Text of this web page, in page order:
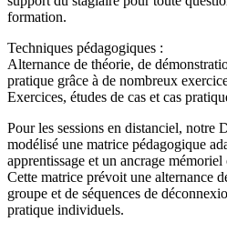
formation.
Techniques pédagogiques :
Alternance de théorie, de
pratique grâce à de nombreux
Exercices, études de cas et cas
Pour les sessions en distanciel, notre
modélisé une matrice pédagogique
apprentissage et un ancrage mémoriel
Cette matrice prévoit une alternance
groupe et de séquences de
pratique individuels.